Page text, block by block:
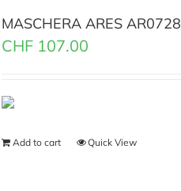
MASCHERA ARES AR0728
CHF 107.00
Add to cart Quick View